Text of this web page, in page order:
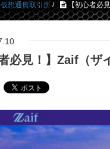
仮想通貨取引所 / 【初心者必
者必見！】Zaif（ザ